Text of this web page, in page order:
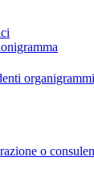
o